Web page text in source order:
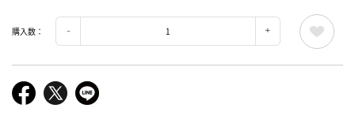
購入数：